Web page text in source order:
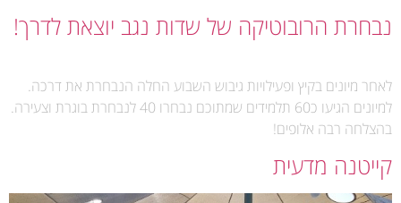
נבחרת הרובוטיקה של שדות נגב יוצאת לדרך!
לאחר מיונים בקיץ ופעילויות גיבוש השבוע החלה הנבחרת את דרכה.
למיונים הגיעו כ60 תלמידים שמתוכם נבחרו 40 לנבחרת בוגרת וצעירה.
בהצלחה רבה אלופים!
קייטנה מדעית